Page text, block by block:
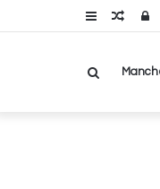
عمودمقالتسجيل
بحث